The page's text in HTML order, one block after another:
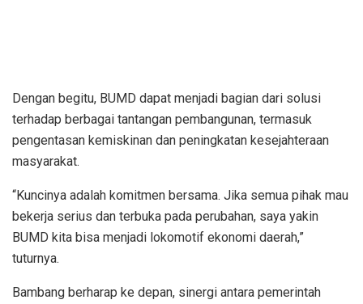
Dengan begitu, BUMD dapat menjadi bagian dari solusi
terhadap berbagai tantangan pembangunan, termasuk
pengentasan kemiskinan dan peningkatan kesejahteraan
masyarakat.
“Kuncinya adalah komitmen bersama. Jika semua pihak mau
bekerja serius dan terbuka pada perubahan, saya yakin
BUMD kita bisa menjadi lokomotif ekonomi daerah,”
tuturnya.
Bambang berharap ke depan, sinergi antara pemerintah